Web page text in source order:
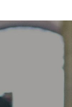
القطاعـات